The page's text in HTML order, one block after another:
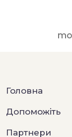
Головна
Допоможіть
Партнери